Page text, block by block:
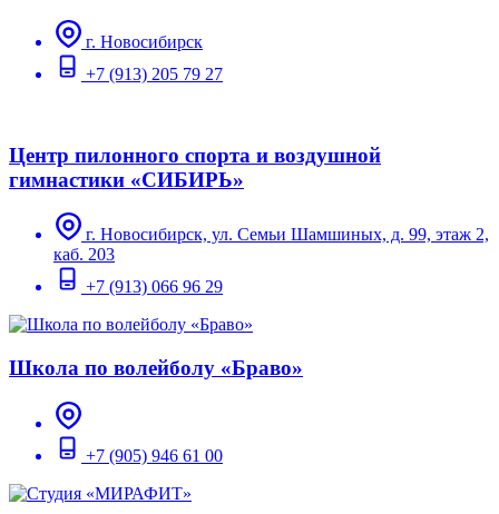
г. Новосибирск
+7 (913) 205 79 27
Центр пилонного спорта и воздушной
гимнастики «СИБИРЬ»
г. Новосибирск, ул. Семьи Шамшиных, д. 99, этаж 2,
каб. 203
+7 (913) 066 96 29
Школа по волейболу «Браво»
+7 (905) 946 61 00